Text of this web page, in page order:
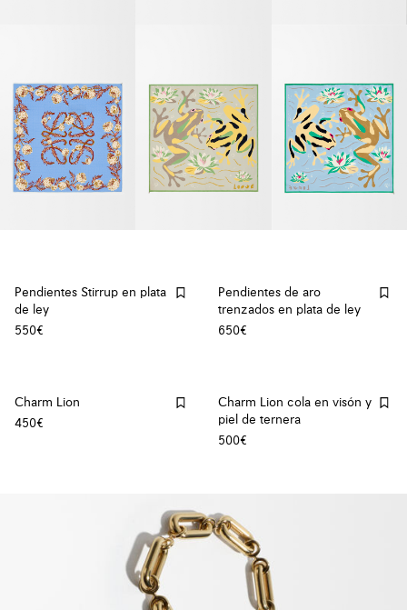
Pendientes Stirrup en plata
de ley
550€
Pendientes de aro
trenzados en plata de ley
650€
Charm Lion
450€
Charm Lion cola en visón y
piel de ternera
500€